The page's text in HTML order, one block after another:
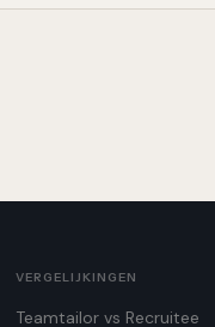
VERGELIJKINGEN
Teamtailor vs Recruitee